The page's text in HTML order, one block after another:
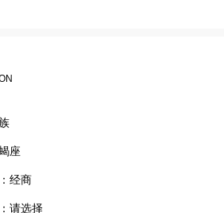
座
经商
请选择